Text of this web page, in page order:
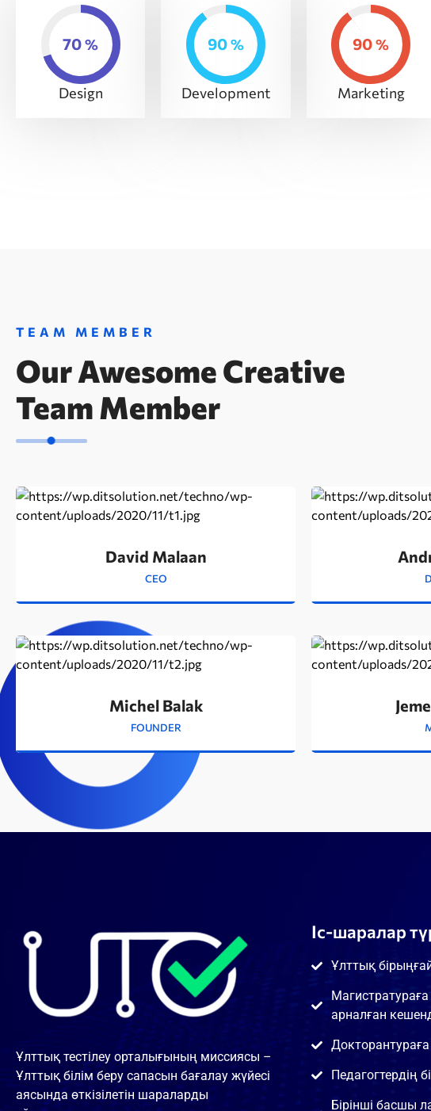
70%
Design
90%
Development
90%
Marketing
TEAM MEMBER
Our Awesome Creative
Team Member
David Malaan
CEO
Michel Balak
FOUNDER
Ұлттық тестілеу орталығының миссиясы –
Ұлттық білім беру сапасын бағалау жүйесі
аясында өткізілетін шараларды
Іс-шаралар
Ұлттық
арналған
Педагогтердің
Бірінші басшы